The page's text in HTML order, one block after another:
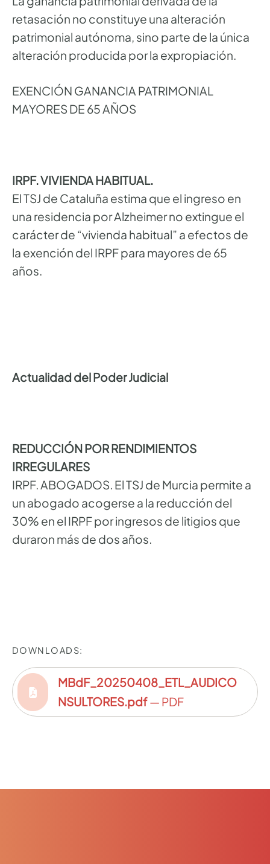
retasación no constituye una alteración
patrimonial autónoma, sino parte de la única
alteración producida por la expropiación.
EXENCIÓN GANANCIA PATRIMONIAL
MAYORES DE 65 AÑOS
IRPF. VIVIENDA HABITUAL.
El TSJ de Cataluña estima que el ingreso en
una residencia por Alzheimer no extingue el
carácter de “vivienda habitual” a efectos de
la exención del IRPF para mayores de 65
años.
Actualidad del Poder Judicial
REDUCCIÓN POR RENDIMIENTOS
IRREGULARES
IRPF. ABOGADOS. El TSJ de Murcia permite a
un abogado acogerse a la reducción del
30% en el IRPF por ingresos de litigios que
duraron más de dos años.
DOWNLOADS:
MBdF_20250408_ETL_AUDICO
NSULTORES.pdf— PDF